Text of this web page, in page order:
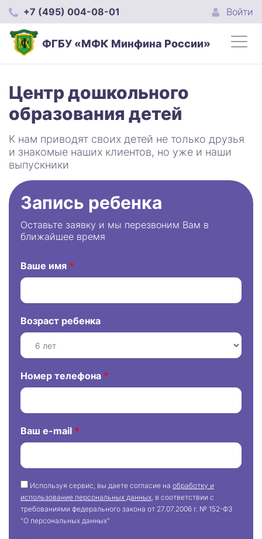
+7 (495) 004-08-01 Войти
ФГБУ «МФК Минфина России»
Центр дошкольного
образования детей
К нам приводят своих детей не только друзья
и знакомые наших клиентов, но уже и наши
выпускники
Запись ребенка
Оставьте заявку и мы перезвоним Вам в
ближайшее время
Ваше имя *
Возраст ребенка
Номер телефона *
Ваш e-mail *
Используя сервис, вы даете согласие на обработку и
использование персональных данных, в соответствии с
требованиями федерального закона от 27.07.2006 г. № 152-ФЗ
"О персональных данных"